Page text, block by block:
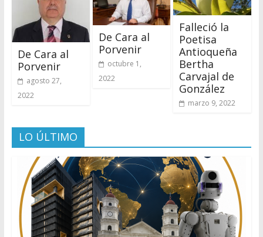
De Cara al
Porvenir
agosto 27,
2022
De Cara al
Porvenir
octubre 1,
2022
Falleció la
Poetisa
Antioqueña
Bertha
Carvajal de
González
marzo 9, 2022
LO ÚLTIMO